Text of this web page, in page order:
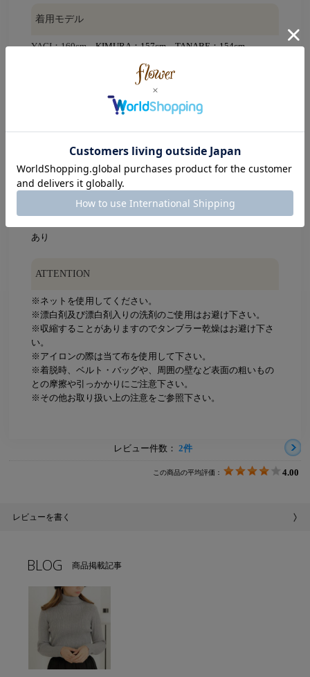
着用モデル
YAGI：160cm、KIMURA：157cm、TANABE：154cm
本体：テンセル70％、ウール30％
なし
生地の伸縮性
あり
ATTENTION
※ネットを使用してください。
※漂白剤及び漂白剤入りの洗剤のご使用はお避け下さい。
※収縮することがありますのでタンブラー乾燥はお避け下さ
い。
※アイロンの際は当て布を使用して下さい。
※着脱時、ベルト・バッグや、周囲の壁など表面の粗いもの
との摩擦や引っかかりにご注意下さい。
※その他お取り扱い上の注意をご参照下さい。
レビュー件数： 2件
この商品の平均評価： 4.00
レビューを書く
BLOG 商品掲載記事